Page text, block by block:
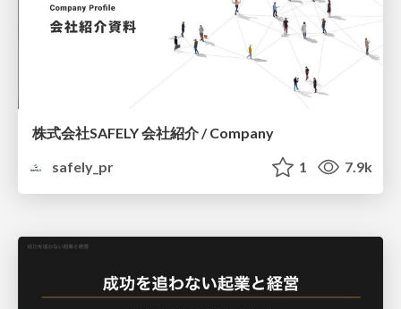
株式会社SAFELY 会社紹介 / Company
safely_pr
1 7.9k